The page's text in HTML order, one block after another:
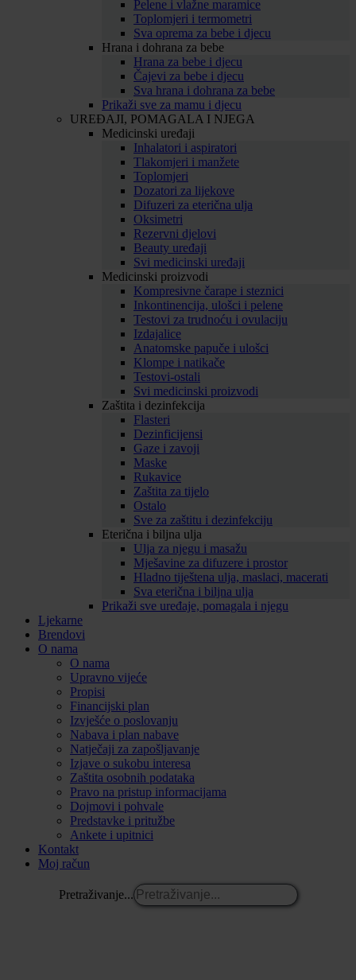
Pelene i vlažne maramice
Toplomjeri i termometri
Sva oprema za bebe i djecu
Hrana i dohrana za bebe
Hrana za bebe i djecu
Čajevi za bebe i djecu
Sva hrana i dohrana za bebe
Prikaži sve za mamu i djecu
UREĐAJI, POMAGALA I NJEGA
Medicinski uređaji
Inhalatori i aspiratori
Tlakomjeri i manžete
Toplomjeri
Dozatori za lijekove
Difuzeri za eterična ulja
Oksimetri
Rezervni djelovi
Beauty uređaji
Svi medicinski uređaji
Medicinski proizvodi
Kompresivne čarape i steznici
Inkontinencija, ulošci i pelene
Testovi za trudnoću i ovulaciju
Izdajalice
Anatomske papuče i ulošci
Klompe i natikače
Testovi-ostali
Svi medicinski proizvodi
Zaštita i dezinfekcija
Flasteri
Dezinficijensi
Gaze i zavoji
Maske
Rukavice
Zaštita za tijelo
Ostalo
Sve za zaštitu i dezinfekciju
Eterična i biljna ulja
Ulja za njegu i masažu
Mješavine za difuzere i prostor
Hladno tiještena ulja, maslaci, macerati
Sva eterična i biljna ulja
Prikaži sve uređaje, pomagala i njegu
Ljekarne
Brendovi
O nama
O nama
Upravno vijeće
Propisi
Financijski plan
Izvješće o poslovanju
Nabava i plan nabave
Natječaji za zapošljavanje
Izjave o sukobu interesa
Zaštita osobnih podataka
Pravo na pristup informacijama
Dojmovi i pohvale
Predstavke i pritužbe
Ankete i upitnici
Kontakt
Moj račun
Pretraživanje...